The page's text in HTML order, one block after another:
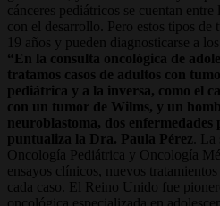
cánceres pediátricos se cuentan entre
con el desarrollo. Pero estos tipos de
19 años y pueden diagnosticarse a
“En la consulta oncológica de
tratamos casos de adultos con
pediátrica y a la inversa, como el
con un tumor de Wilms, y un
neuroblastoma, dos enfermedades
puntualiza la Dra. Paula Pérez .
Oncología Pediátrica y Oncología
ensayos clínicos, nuevos
cada caso. El Reino Unido fue
oncológica especializada en